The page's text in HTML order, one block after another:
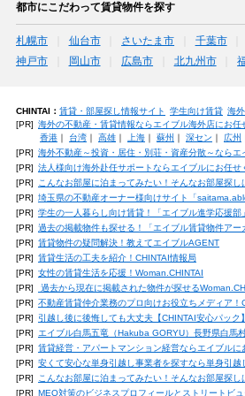
都市にこだわって賃貸物件を探す
札幌市 仙台市 さいたま市 千葉市
神戸市
岡山市 広島市 北九州市
CHINTAI： 賃貸・部屋探し情報サイト 学生向け賃貸 海
[PR] 海外の不動産・賃貸情報ならエイブル海外店にお任
香港｜ 台湾｜ 高雄｜ 上海｜ 蘇州 ｜ 深セン ｜ 広州
[PR] 海外不動産～投資・居住・別荘・資産分散～なら
[PR] 法人様向け海外赴任サポートならエイブルにお任せ
[PR]
こんなお部屋に泊まってみたい！そんなお部屋探
[PR] 埼玉県の不動産オーナー様向けサイト「
[PR] 学生の一人暮らし向け賃貸！「エイブル進学応援部」
[PR] 過去の掲載物件も探せる！「エイブル賃貸物件アー
[PR] 賃貸物件の疑問解決！教えてエイブルAGENT
[PR] 賃貸生活の工夫を紹介！CHINTAI情報局
[PR] 女性の賃貸生活を応援！Woman.CHINTAI
[PR]
過去から現在に掲載された物件が探せる
[PR] 不動産賃貸仲介業務のプロ向けお役立ちメディア！
[PR]
引越し後に後悔しても大丈夫【CHINTAI安心パック
[PR]
エイブル白馬五竜（Hakuba GORYU）長野県白馬
[PR] 賃貸経営・アパートマンション経営ならエイブルに
[PR] 安くて安心な単身引越し事業者を探すなら単身引越
[PR]
こんなお部屋に泊まってみたい！そんなお部屋探
[PR] MEO対策のビジネスプロフィールとストリートビ